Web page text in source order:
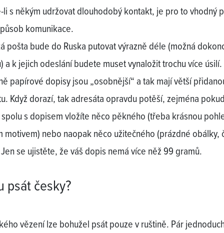
li s někým udržovat dlouhodobý kontakt, je pro to vhodný
komunikace.
pošta bude do Ruska putovat výrazně déle (možná
a k jejich odeslání budete muset vynaložit trochu více úsilí.
papírové dopisy jsou „osobnější“ a tak mají větší
Když dorazí, tak adresáta opravdu potěší, zejména
s dopisem vložíte něco pěkného (třeba krásnou
motivem) nebo naopak něco užitečného (prázdné obálky,
se ujistěte, že váš dopis nemá více něž 99 gramů.
psát česky?
vězení lze bohužel psát pouze v ruštině. Pár